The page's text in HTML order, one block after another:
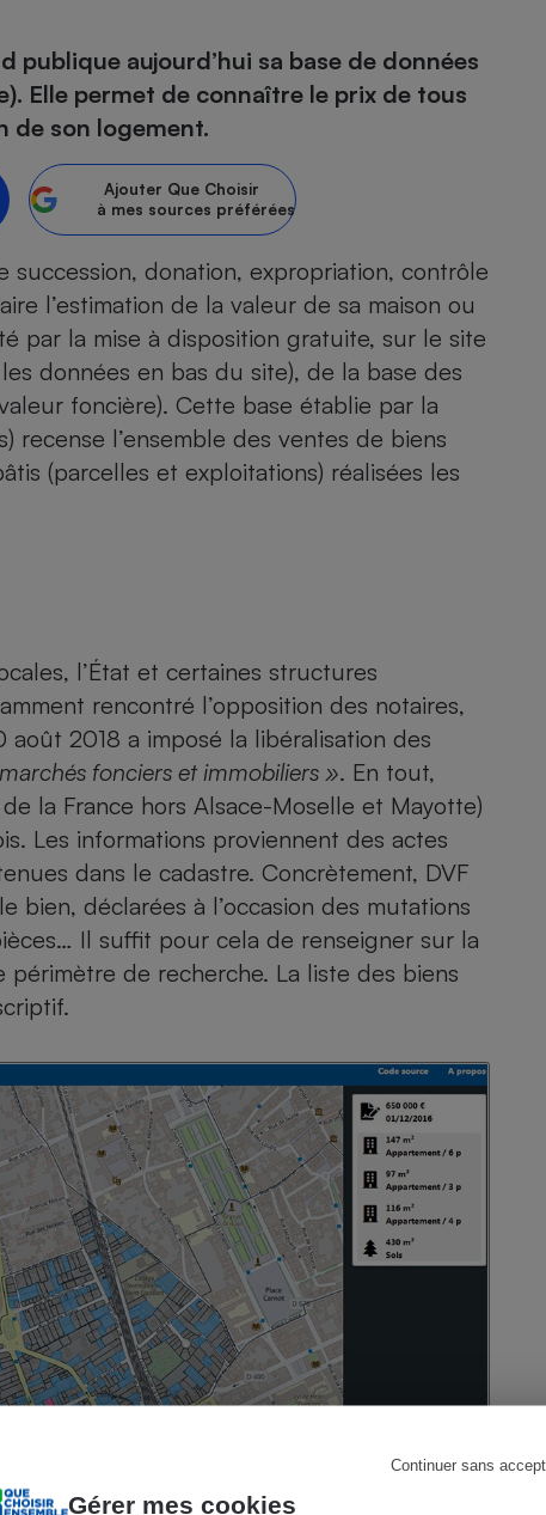
Gérer mes cookies
Continuer sans
publique aujourd’hui sa base de données
Elle permet de connaître le prix de tous
de son logement.
Ajouter Que Choisir
à mes sources préférées
succession, donation, expropriation, contrôle
l’estimation de la valeur de sa maison ou
par la mise à disposition gratuite, sur le site
données en bas du site), de la base des
foncière). Cette base établie par la
recense l’ensemble des ventes de biens
(parcelles et exploitations) réalisées les
l’État et certaines structures
rencontré l’opposition des notaires,
2018 a imposé la libéralisation des
fonciers et immobiliers ». En tout,
la France hors Alsace-Moselle et Mayotte)
Les informations proviennent des actes
dans le cadastre. Concrètement, DVF
déclarées à l’occasion des mutations
Il suffit pour cela de renseigner sur la
de recherche. La liste des biens
Foie gras
- Comment choisir une
de champagne
Assurance vie
en ligne
- Ustensile
Lave-vaisselle
Four encastrable
Réfrigérateur
Ordinateur portable
Poêle à granulés
Lessive
Aide auditive
Crème solaire